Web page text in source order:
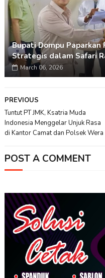
Bupati Dompu Paparkan
Strategis dalam Safari
March 06, 2026
PREVIOUS
Tuntut PT JMK, Ksatria Muda
Indonesia Menggelar Unjuk Rasa
di Kantor Camat dan Polsek Wera
POST A COMMENT